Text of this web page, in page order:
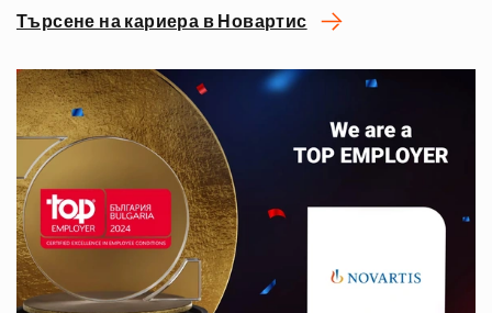
Търсене на кариера в Новартис